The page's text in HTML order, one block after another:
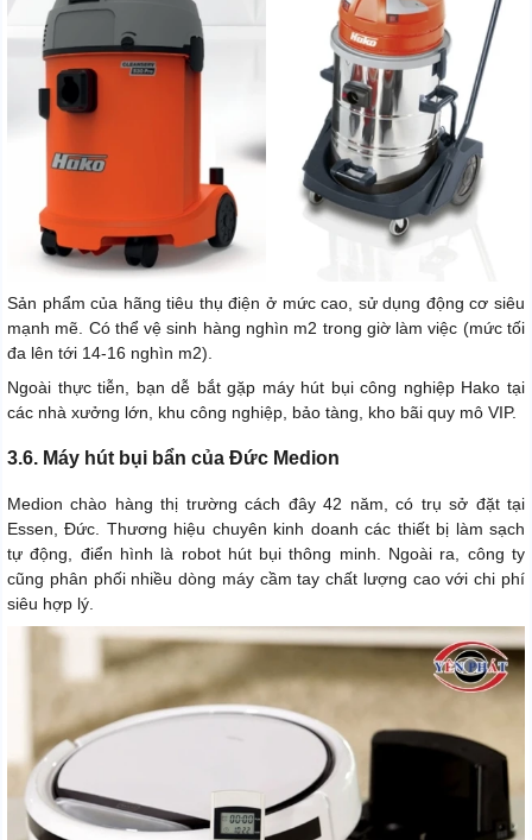
Sản phẩm của hãng tiêu thụ điện ở mức cao, sử dụng động cơ siêu
mạnh mẽ. Có thể vệ sinh hàng nghìn m2 trong giờ làm việc (mức tối
đa lên tới 14-16 nghìn m2).
Ngoài thực tiễn, bạn dễ bắt gặp máy hút bụi công nghiệp Hako tại
các nhà xưởng lớn, khu công nghiệp, bảo tàng, kho bãi quy mô VIP.
3.6. Máy hút bụi bẩn của Đức Medion
Medion chào hàng thị trường cách đây 42 năm, có trụ sở đặt tại
Essen, Đức. Thương hiệu chuyên kinh doanh các thiết bị làm sạch
tự động, điển hình là robot hút bụi thông minh. Ngoài ra, công ty
cũng phân phối nhiều dòng máy cầm tay chất lượng cao với chi phí
siêu hợp lý.